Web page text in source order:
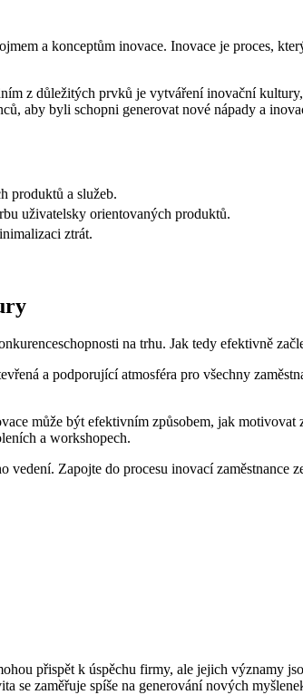
a konceptům inovace. Inovace je proces,
z důležitých prvků je vytváření inovační
aby byli schopni generovat nové nápady a
produktů a služeb.
uživatelsky orientovaných produktů.
ztrát.
na trhu. Jak tedy efektivně
a podporující atmosféra pro všechny
může být efektivním způsobem, jak
a workshopech.
vedení. Zapojte do procesu inovací
přispět k úspěchu firmy, ale jejich významy
zaměřuje spíše na generování nových